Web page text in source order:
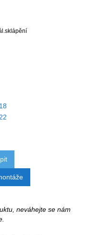
neváhejte se nám